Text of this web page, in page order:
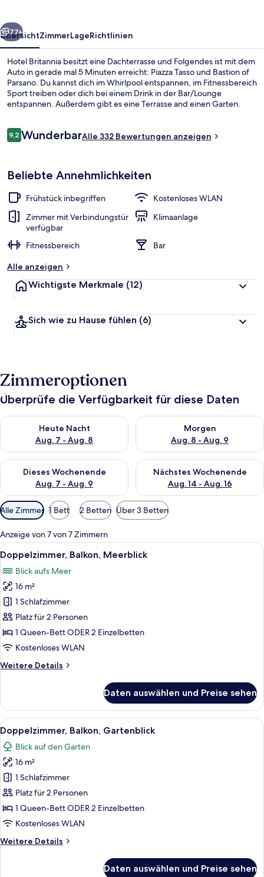
Weiter
77+
ÜbersichtZimmerLageRichtlinien
Hotel Britannia besitzt eine Dachterrasse und Folgendes ist mit dem
Auto in gerade mal 5 Minuten erreicht: Piazza Tasso und Bastion of
Parsano. Du kannst dich im Whirlpool entspannen, im Fitnessbereich
Sport treiben oder dich bei einem Drink in der Bar/Lounge
entspannen. Außerdem gibt es eine Terrasse and einen Garten.
Bewertungen
9,29,2 von 10.
WunderbarAlle 332 Bewertungen anzeigen
Beliebte Annehmlichkeiten
Frühstück inbegriffen
Kostenloses WLAN
Zimmer mit Verbindungstür
verfügbar
Klimaanlage
Fitnessbereich
Bar
Alle anzeigen
Wichtigste Merkmale (12)
Sich wie zu Hause fühlen (6)
Zimmeroptionen
Überprüfe die Verfügbarkeit für diese Daten
Heute Nacht
Aug. 7 - Aug. 8
Überprüfe die Verfügbarkeit für heute Nacht, Aug. 7 - Aug. 8.
Morgen
Aug. 8 - Aug. 9
Überprüfe die Verfügbarkeit
Dieses Wochenende
Aug. 7 - Aug. 9
Überprüfe die Verfügbarkeit für dieses Wochenende, Aug. 7
Nächstes Wochenende
Aug. 14 - Aug. 16
Überprüfe die Verfügbarkeit
Verfügbare
Filter
für
Zimmer
Alle Zimmer 1 Bett 2 Betten Über 3 Betten
Anzeige von 7 von 7 Zimmern
Alle
Fotos
für
Doppelzimmer,
Balkon,
Meerblick
anzeigen
Ein Hotelzimmer mit einem Bett,
4
Doppelzimmer, Balkon, Meerblick
Blick aufs Meer
16 m²
1 Schlafzimmer
Platz für 2 Personen
1 Queen-Bett ODER 2 Einzelbetten
Kostenloses WLAN
Weitere Details
Weitere
Balkon,
Meerblick
Daten auswählen und Preise sehen
Alle
Fotos
für
Doppelzimmer,
Balkon,
Gartenblick
anzeigen
Ein Hotelzimmer mit Bett, Nachttisch,
4
Doppelzimmer, Balkon, Gartenblick
Blick auf den Garten
16 m²
1 Schlafzimmer
Platz für 2 Personen
1 Queen-Bett ODER 2 Einzelbetten
Kostenloses WLAN
Weitere Details
Weitere
Daten auswählen und Preise sehen